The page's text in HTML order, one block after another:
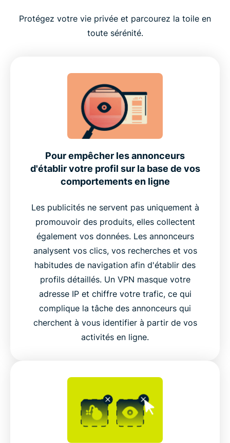
Comment activer le bloqueur de publicités
Comment profiter du bloqueur de publicités ?
ExpressVPN vs bloqueurs de publicités pour
Confiance et performances intégrées
ExpressVPN
Ce que nos utilisateurs pensent d’ExpressVPN
FAQ : à propos du bloqueur de publicités
d'ExpressVPN
Protégez votre vie privée et parcourez la toile en
toute sérénité.
Pour empêcher les annonceurs
d'établir votre profil sur la base de vos
comportements en ligne
Les publicités ne servent pas uniquement à
promouvoir des produits, elles collectent
également vos données. Les annonceurs
analysent vos clics, vos recherches et vos
habitudes de navigation afin d'établir des
profils détaillés. Un VPN masque votre
adresse IP et chiffre votre trafic, ce qui
complique la tâche des annonceurs qui
cherchent à vous identifier à partir de vos
activités en ligne.